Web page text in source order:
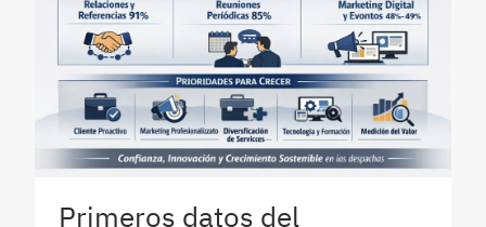
Primeros datos del